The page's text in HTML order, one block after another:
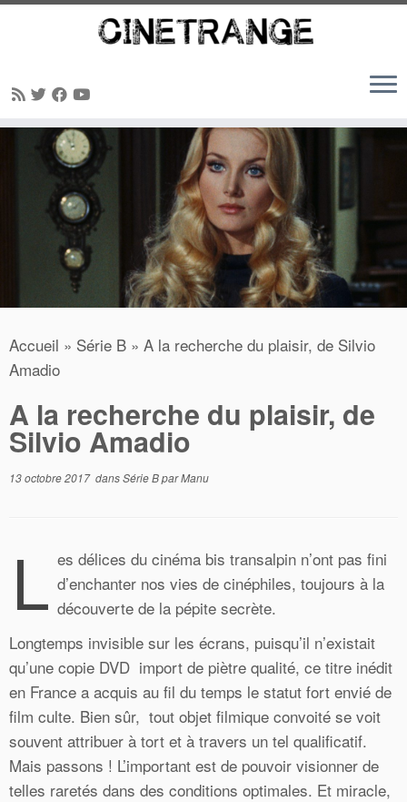
Accueil » Série B » A la recherche du plaisir, de Silvio
Amadio
A la recherche du plaisir, de
Silvio Amadio
13 octobre 2017dansSérie BparManu
L es délices du cinéma bis transalpin n’ont pas fini
d’enchanter nos vies de cinéphiles, toujours à la
découverte de la pépite secrète.
Longtemps invisible sur les écrans, puisqu’il n’existait
qu’une copie DVD import de piètre qualité, ce titre inédit
en France a acquis au fil du temps le statut fort envié de
film culte. Bien sûr, tout objet filmique convoité se voit
souvent attribuer à tort et à travers un tel qualificatif.
Mais passons ! L’important est de pouvoir visionner de
telles raretés dans des conditions optimales. Et miracle,